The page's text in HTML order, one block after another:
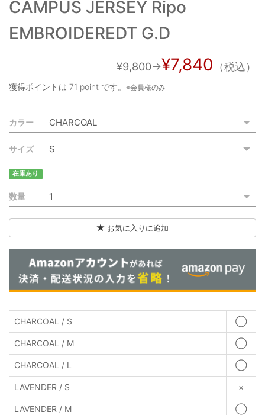
CAMPUS JERSEY Ripo
EMBROIDEREDT G.D
¥9,800→¥7,840 （税込）
獲得ポイントは 71 point です。 ※会員様のみ
カラー
サイズ
在庫あり
数量
お気に入りに追加
CHARCOAL / S ◯
CHARCOAL / M ◯
CHARCOAL / L ◯
LAVENDER / S ×
LAVENDER / M ◯